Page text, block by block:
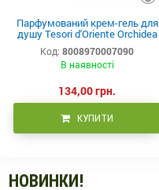
Парфумований крем-гель для
душу Tesori d'Oriente Orchidea
Imperiale 250 мл
Код: 8008970007090
В наявності
134,00 грн.
КУПИТИ
НОВИНКИ!